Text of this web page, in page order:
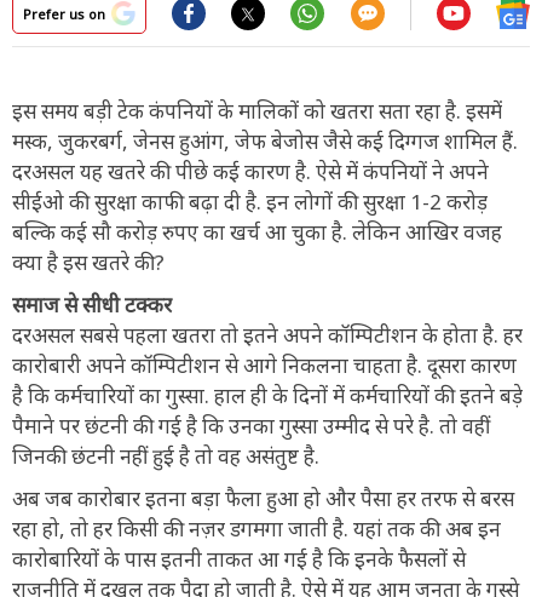
Prefer us on
इस समय बड़ी टेक कंपनियों के मालिकों को खतरा सता रहा है. इसमें
मस्क, जुकरबर्ग, जेनस हुआंग, जेफ बेजोस जैसे कई दिग्गज शामिल हैं.
दरअसल यह खतरे की पीछे कई कारण है. ऐसे में कंपनियों ने अपने
सीईओ की सुरक्षा काफी बढ़ा दी है. इन लोगों की सुरक्षा 1-2 करोड़
बल्कि कई सौ करोड़ रुपए का खर्च आ चुका है. लेकिन आखिर वजह
क्या है इस खतरे की?
समाज से सीधी टक्कर
दरअसल सबसे पहला खतरा तो इतने अपने कॉम्पिटीशन के होता है. हर
कारोबारी अपने कॉम्पिटीशन से आगे निकलना चाहता है. दूसरा कारण
है कि कर्मचारियों का गुस्सा. हाल ही के दिनों में कर्मचारियों की इतने बड़े
पैमाने पर छंटनी की गई है कि उनका गुस्सा उम्मीद से परे है. तो वहीं
जिनकी छंटनी नहीं हुई है तो वह असंतुष्ट है.
अब जब कारोबार इतना बड़ा फैला हुआ हो और पैसा हर तरफ से बरस
रहा हो, तो हर किसी की नज़र डगमगा जाती है. यहां तक की अब इन
कारोबारियों के पास इतनी ताकत आ गई है कि इनके फैसलों से
राजनीति में दखल तक पैदा हो जाती है. ऐसे में यह आम जनता के गुस्से